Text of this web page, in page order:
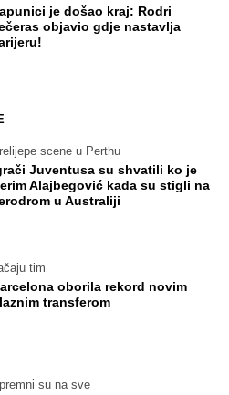
je došao kraj: Rodri
objavio gdje nastavlja
scene u Perthu
Juventusa su shvatili ko je
Alajbegović kada su stigli na
u Australiji
tim
oborila rekord novim
transferom
su na sve